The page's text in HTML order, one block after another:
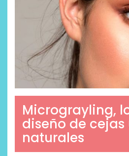
Micrograyling,
diseño de cejas
naturales